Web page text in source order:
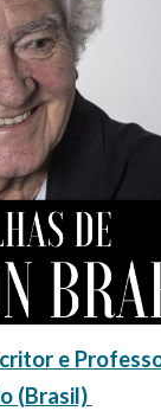
e
(Brasil)